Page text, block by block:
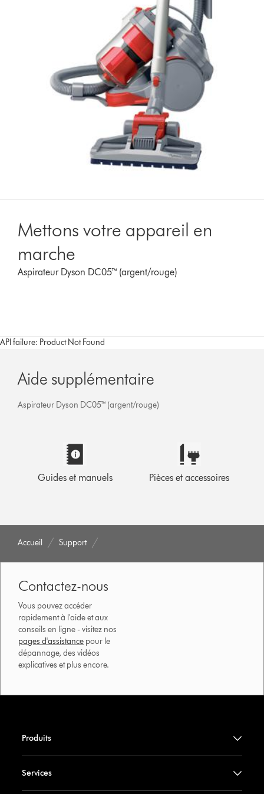
Mettons votre appareil en
marche
Aspirateur Dyson DC05™ (argent/rouge)
API failure: Product Not Found
Aide supplémentaire
Aspirateur Dyson DC05™ (argent/rouge)
Guides et manuels Pièces et accessoires
Accueil Support
Contactez-nous
Vous pouvez accéder
rapidement à l'aide et aux
conseils en ligne - visitez nos
pages d'assistance pour le
dépannage, des vidéos
explicatives et plus encore.
Produits
Services